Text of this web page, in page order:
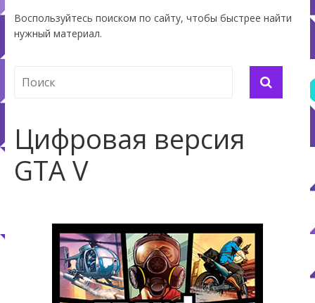
Воспользуйтесь поиском по сайту, чтобы быстрее найти
нужный материал.
Цифровая версия
GTA V